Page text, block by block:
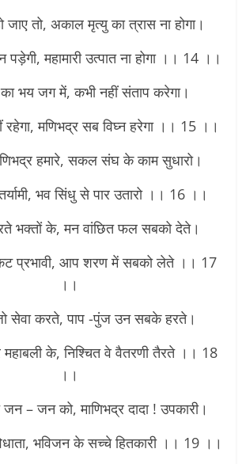
तो, अकाल मृत्यु का त्रास ना होगा।
महामारी उत्पात ना होगा ।। 14 ।।
भय जग में, कभी नहीं संताप करेगा।
रहेगा, मणिभद्र सब विघ्न हरेगा ।। 15 ।।
हमारे, सकल संघ के काम सुधारो।
भव सिंधु से पार उतारो ।। 16 ।।
भक्तों के, मन वांछित फल सबको देते।
प्रभावी, आप शरण में सबको लेते ।। 17
।।
सेवा करते, पाप -पुंज उन सबके हरते।
के, निश्चित वे वैतरणी तैरते ।। 18
।।
– जन को, माणिभद्र दादा ! उपकारी।
भविजन के सच्चे हितकारी ।। 19 ।।